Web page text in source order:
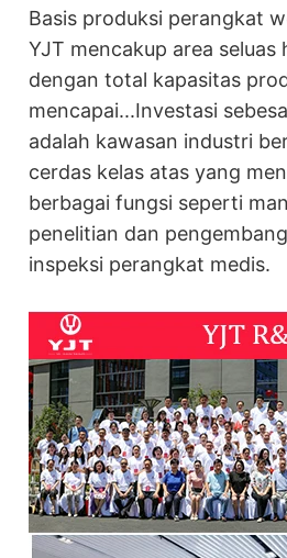
Basis produksi perangkat
YJT mencakup area seluas
dengan total kapasitas
mencapai...Investasi
adalah kawasan industri
cerdas kelas atas yang
berbagai fungsi seperti
penelitian dan
inspeksi perangkat medis.